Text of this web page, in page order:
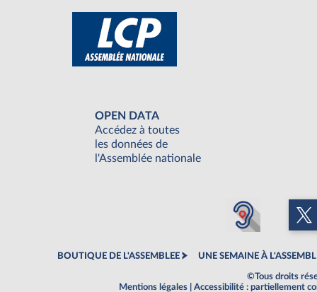
OPEN DATA
Accédez à toutes
les données de
l'Assemblée nationale
BOUTIQUE DE L'ASSEMBLEE UNE SEMAINE À
©Tous droits
Mentions légales
Accessibilité : partiellement